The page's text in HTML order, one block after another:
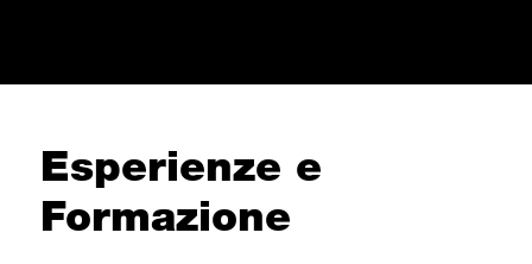
Esperienze e
Formazione